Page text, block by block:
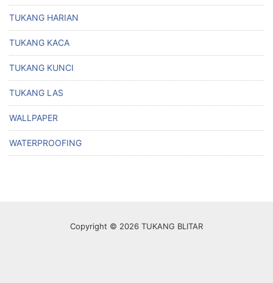
TUKANG HARIAN
TUKANG KACA
TUKANG KUNCI
TUKANG LAS
WALLPAPER
WATERPROOFING
Copyright © 2026 TUKANG BLITAR